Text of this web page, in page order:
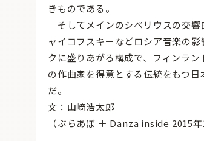
きものである。
そしてメインのシベリウスの交響
ャイコフスキーなどロシア音楽の
クに盛りあがる構成で、フィンラ
の作曲家を得意とする伝統をもつ
だ。
文：山崎浩太郎
（ぶらあぼ ＋ Danza inside 2015年